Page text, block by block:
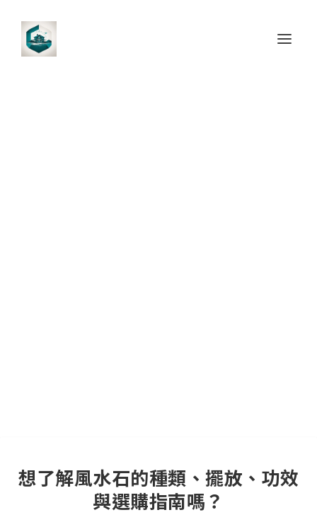
想了解風水石的種類、擺放、功效
與選購指南嗎？